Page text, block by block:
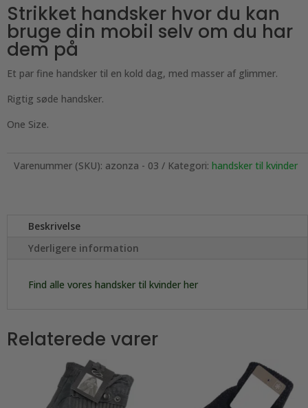
Strikket handsker hvor du kan
bruge din mobil selv om du har
dem på
Et par fine handsker til en kold dag, med masser af glimmer.
Rigtig søde handsker.
One Size.
Varenummer (SKU): azonza - 03 Kategori: handsker til kvinder
Beskrivelse
Yderligere information
Find alle vores handsker til kvinder her
Relaterede varer